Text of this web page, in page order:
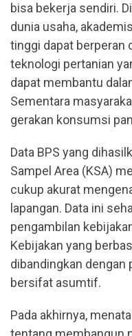
bisa bekerja sendiri.
dunia usaha,
tinggi dapat berperan
teknologi pertanian
dapat membantu
Sementara
gerakan konsumsi
Data BPS yang
Sampel Area (KSA)
cukup akurat
lapangan. Data ini
pengambilan
Kebijakan yang
dibandingkan dengan
bersifat asumtif.
Pada akhirnya,